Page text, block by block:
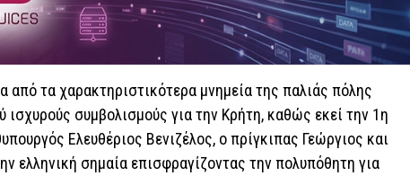
από τα χαρακτηριστικότερα μνημεία της παλιάς πόλης
συμβολισμούς για την Κρήτη, καθώς εκεί την 1η
Ελευθέριος Βενιζέλος, ο πρίγκιπας Γεώργιος και
ελληνική σημαία επισφραγίζοντας την πολυπόθητη για